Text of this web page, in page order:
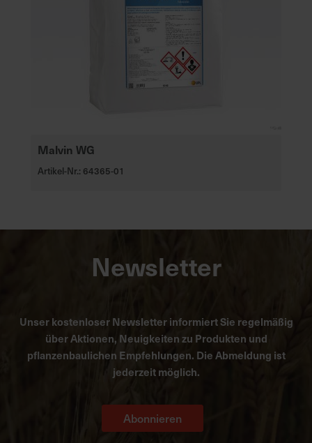
Malvin WG
Artikel-Nr.: 64365-01
Newsletter
Unser kostenloser Newsletter informiert Sie regelmäßig
über Aktionen, Neuigkeiten zu Produkten und
pflanzenbaulichen Empfehlungen. Die Abmeldung ist
jederzeit möglich.
Abonnieren